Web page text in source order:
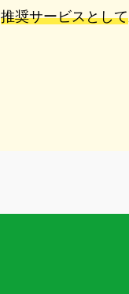
推奨サービスとして